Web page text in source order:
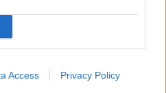
Access Privacy Policy